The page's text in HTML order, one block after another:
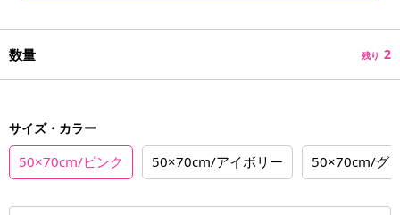
数量 残り 2
サイズ・カラー
50×70cm/ピンク 50×70cm/アイボリー 50×70cm/グ